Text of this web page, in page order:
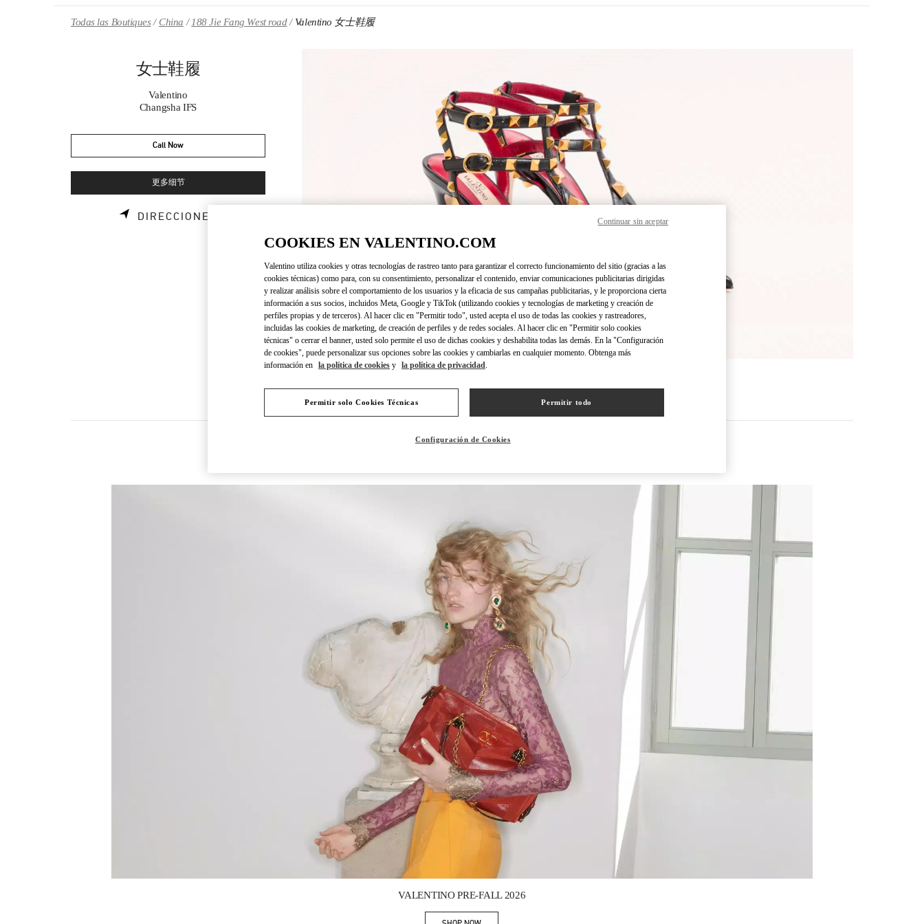
Todas las Boutiques China 188 Jie Fang West road Valentino 女士鞋履
女士鞋履
Valentino
Changsha IFS
Call Now
更多细节
DIRECCIONES
Link Opens in New Tab
VALENTINO PRE-FALL 2026
COOKIES EN VALENTINO.COM
Valentino utiliza cookies y otras tecnologías de rastreo tanto para garantizar el correcto funcionamiento del sitio (gracias a las
cookies técnicas) como para, con su consentimiento, personalizar el contenido, enviar comunicaciones publicitarias dirigidas
y realizar análisis sobre el comportamiento de los usuarios y la eficacia de sus campañas publicitarias, y le proporciona cierta
información a sus socios, incluidos Meta, Google y TikTok (utilizando cookies y tecnologías de marketing y creación de
perfiles propias y de terceros). Al hacer clic en "Permitir todo", usted acepta el uso de todas las cookies y rastreadores,
incluidas las cookies de marketing, de creación de perfiles y de redes sociales. Al hacer clic en "Permitir solo cookies
técnicas" o cerrar el banner, usted solo permite el uso de dichas cookies y deshabilita todas las demás. En la "Configuración
de cookies", puede personalizar sus opciones sobre las cookies y cambiarlas en cualquier momento. Obtenga más
información en la política de cookies y la política de privacidad
Permitir solo Cookies Técnicas Permitir todo
Configuración de Cookies
Continuar sin aceptar